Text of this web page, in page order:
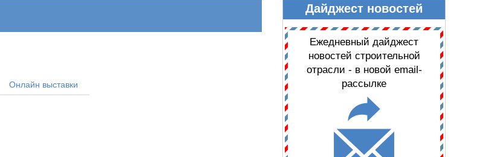
ДАЙДЖЕСТ НОВОСТЕЙ
Онлайн выставки
Дайджест новостей
Ежедневный дайджест
новостей строительной
отрасли - в новой email-
рассылке